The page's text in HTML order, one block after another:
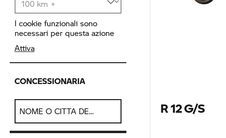
I cookie funzionali sono
necessari per questa azione
Attiva
CONCESSIONARIA
NOME O CITTÀ DELLA CONCESSIONARIA R 12 G/S